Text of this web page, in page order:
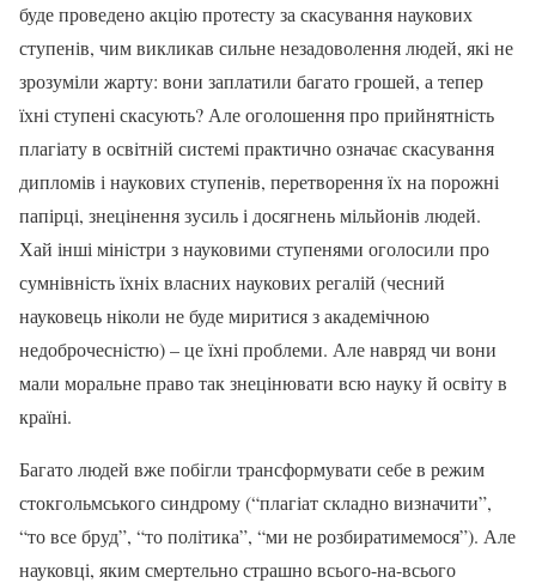
буде проведено акцію протесту за скасування наукових
ступенів, чим викликав сильне незадоволення людей, які не
зрозуміли жарту: вони заплатили багато грошей, а тепер
їхні ступені скасують? Але оголошення про прийнятність
плагіату в освітній системі практично означає скасування
дипломів і наукових ступенів, перетворення їх на порожні
папірці, знецінення зусиль і досягнень мільйонів людей.
Хай інші міністри з науковими ступенями оголосили про
сумнівність їхніх власних наукових регалій (чесний
науковець ніколи не буде миритися з академічною
недоброчесністю) – це їхні проблеми. Але навряд чи вони
мали моральне право так знецінювати всю науку й освіту в
країні.
Багато людей вже побігли трансформувати себе в режим
стокгольмського синдрому (“плагіат складно визначити”,
“то все бруд”, “то політика”, “ми не розбиратимемося”). Але
науковці, яким смертельно страшно всього-на-всього